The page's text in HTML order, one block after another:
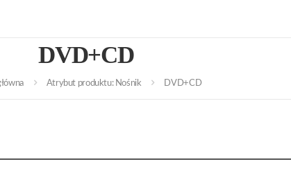
DVD+CD
Atrybut produktu: Nośnik DVD+CD